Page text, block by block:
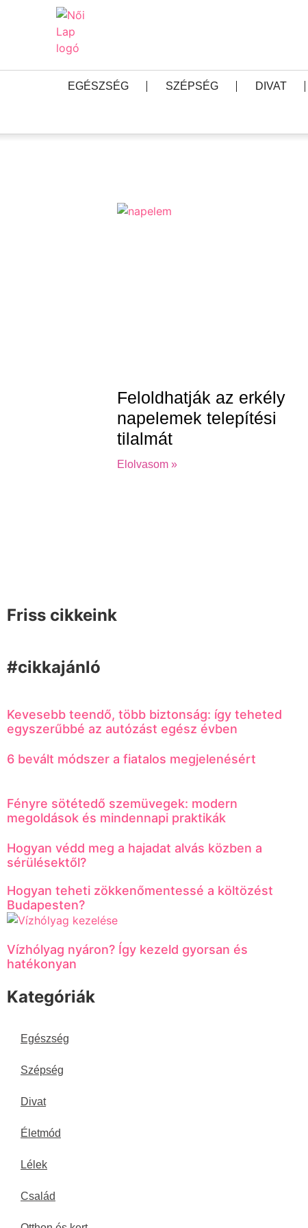
EGÉSZSÉG SZÉPSÉG DIVAT
Feloldhatják az erkély
napelemek telepítési
tilalmát
Elolvasom »
Friss cikkeink
#cikkajánló
Kevesebb teendő, több biztonság: így teheted
egyszerűbbé az autózást egész évben
6 bevált módszer a fiatalos megjelenésért
Fényre sötétedő szemüvegek: modern
megoldások és mindennapi praktikák
Hogyan védd meg a hajadat alvás közben a
sérülésektől?
Hogyan teheti zökkenőmentessé a költözést
Budapesten?
Vízhólyag nyáron? Így kezeld gyorsan és
hatékonyan
Kategóriák
Egészség
Szépség
Divat
Életmód
Lélek
Család